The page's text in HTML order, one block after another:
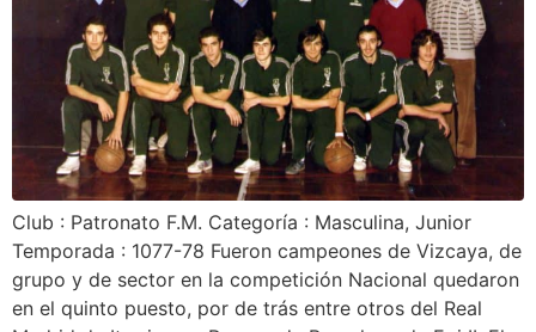
Club : Patronato F.M. Categoría : Masculina, Junior
Temporada : 1077-78 Fueron campeones de Vizcaya, de
grupo y de sector en la competición Nacional quedaron
en el quinto puesto, por de trás entre otros del Real